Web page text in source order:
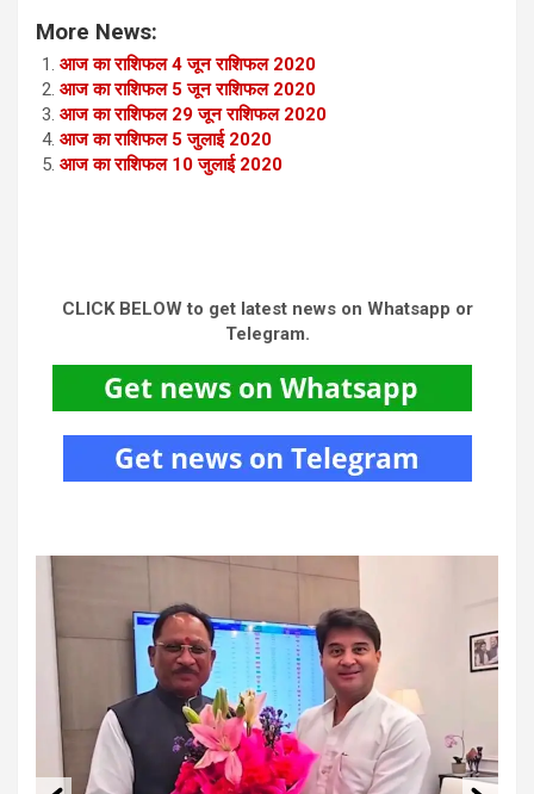
More News:
आज का राशिफल 4 जून राशिफल 2020
आज का राशिफल 5 जून राशिफल 2020
आज का राशिफल 29 जून राशिफल 2020
आज का राशिफल 5 जुलाई 2020
आज का राशिफल 10 जुलाई 2020
CLICK BELOW to get latest news on Whatsapp or
Telegram.